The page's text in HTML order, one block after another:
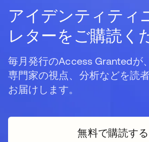
アイデンティティ
レターをご購読く
毎月発行のAccess Grantedが
専門家の視点、分析などを読
お届けします。
無料で購読する
新しい